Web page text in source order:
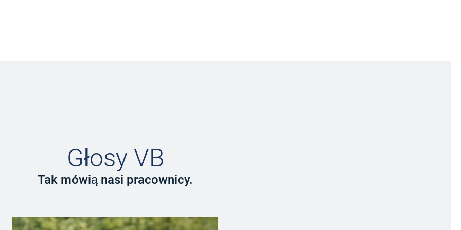
Głosy VB
Tak mówią nasi pracownicy.